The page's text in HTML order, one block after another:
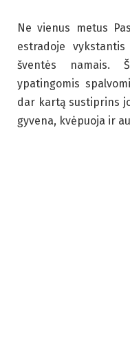
Ne vienus metus
estradoje
šventės namais.
ypatingomis
dar kartą sustiprins
gyvena, kvėpuoja ir